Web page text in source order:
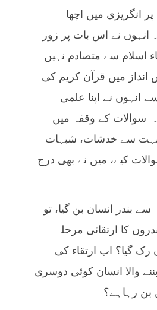
انگریزی میں اچھا
انہوں نے اس بات پر زور
اسلام سے متصادم نہیں
انداز میں قرآن کریم کی
انہوں نے اپنا علمی
سوالات کے وقفہ میں
بہت سے خدشات، شبہات
کیے، میں نے بھی درج
سے بندر انسان بن گیا، تو
کا ارتقائی مرحلہ
رک گیا؟ اب ارتقاء کی
والا انسان کوئی دوسری
بن رہاہے؟